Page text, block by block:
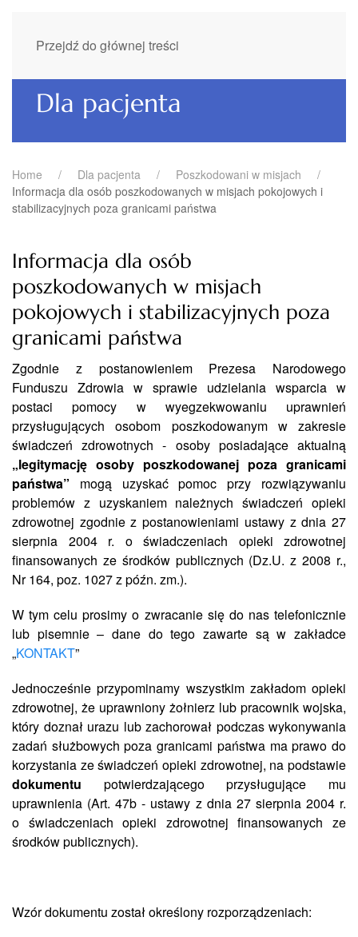
Przejdź do głównej treści
Dla pacjenta
Home Dla pacjenta
Poszkodowani w misjach
Informacja dla osób poszkodowanych w misjach pokojowych i
stabilizacyjnych poza granicami państwa
Informacja dla osób
poszkodowanych w misjach
pokojowych i stabilizacyjnych poza
granicami państwa
Zgodnie z postanowieniem Prezesa Narodowego
Funduszu Zdrowia w sprawie udzielania wsparcia w
postaci pomocy w wyegzekwowaniu uprawnień
przysługujących osobom poszkodowanym w zakresie
świadczeń zdrowotnych - osoby posiadające aktualną
„legitymację osoby poszkodowanej poza granicami
państwa” mogą uzyskać pomoc przy rozwiązywaniu
problemów z uzyskaniem należnych świadczeń opieki
zdrowotnej zgodnie z postanowieniami ustawy z dnia 27
sierpnia 2004 r. o świadczeniach opieki zdrowotnej
finansowanych ze środków publicznych (Dz.U. z 2008 r.,
Nr 164, poz. 1027 z późn. zm.).
W tym celu prosimy o zwracanie się do nas telefonicznie
lub pisemnie – dane do tego zawarte są w zakładce
„KONTAKT”
Jednocześnie przypominamy wszystkim zakładom opieki
zdrowotnej, że uprawniony żołnierz lub pracownik wojska,
który doznał urazu lub zachorował podczas wykonywania
zadań służbowych poza granicami państwa ma prawo do
korzystania ze świadczeń opieki zdrowotnej, na podstawie
dokumentu potwierdzającego przysługujące mu
uprawnienia (Art. 47b - ustawy z dnia 27 sierpnia 2004 r.
o świadczeniach opieki zdrowotnej finansowanych ze
środków publicznych).
Wzór dokumentu został określony rozporządzeniach: